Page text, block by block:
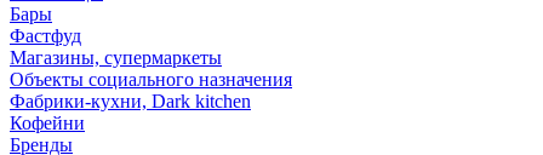
Бары
Фастфуд
Магазины, супермаркеты
Объекты социального назначения
Фабрики-кухни, Dark kitchen
Кофейни
Бренды